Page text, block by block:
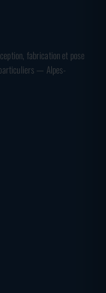
fabrication et pose
— Alpes-